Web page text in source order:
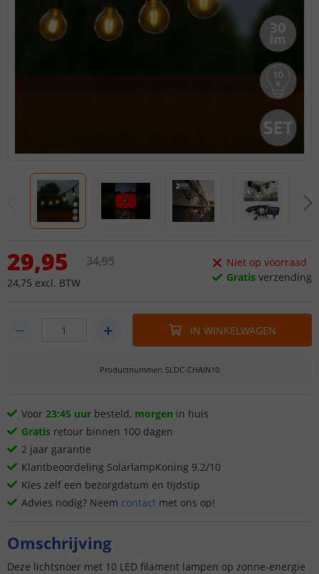
29,95
24,75 excl. BTW
34,95
Niet op voorraad
Gratis verzending
IN WINKELWAGEN
Productnummer: SLDC-CHAIN10
Voor 23:45 uur besteld, morgen in huis
Gratis retour binnen 100 dagen
2 jaar garantie
Klantbeoordeling SolarlampKoning 9.2/10
Kies zelf een bezorgdatum en tijdstip
Advies nodig? Neem contact met ons op!
Omschrijving
Deze lichtsnoer met 10 LED filament lampen op zonne-energie